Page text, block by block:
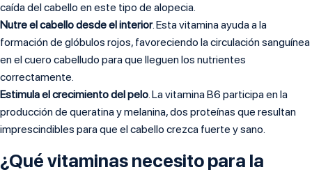
caída del cabello en este tipo de alopecia.
Nutre el cabello desde el interior. Esta vitamina ayuda a la
formación de glóbulos rojos, favoreciendo la circulación sanguínea
en el cuero cabelludo para que lleguen los nutrientes
correctamente.
Estimula el crecimiento del pelo. La vitamina B6 participa en la
producción de queratina y melanina, dos proteínas que resultan
imprescindibles para que el cabello crezca fuerte y sano.
¿Qué vitaminas necesito para la